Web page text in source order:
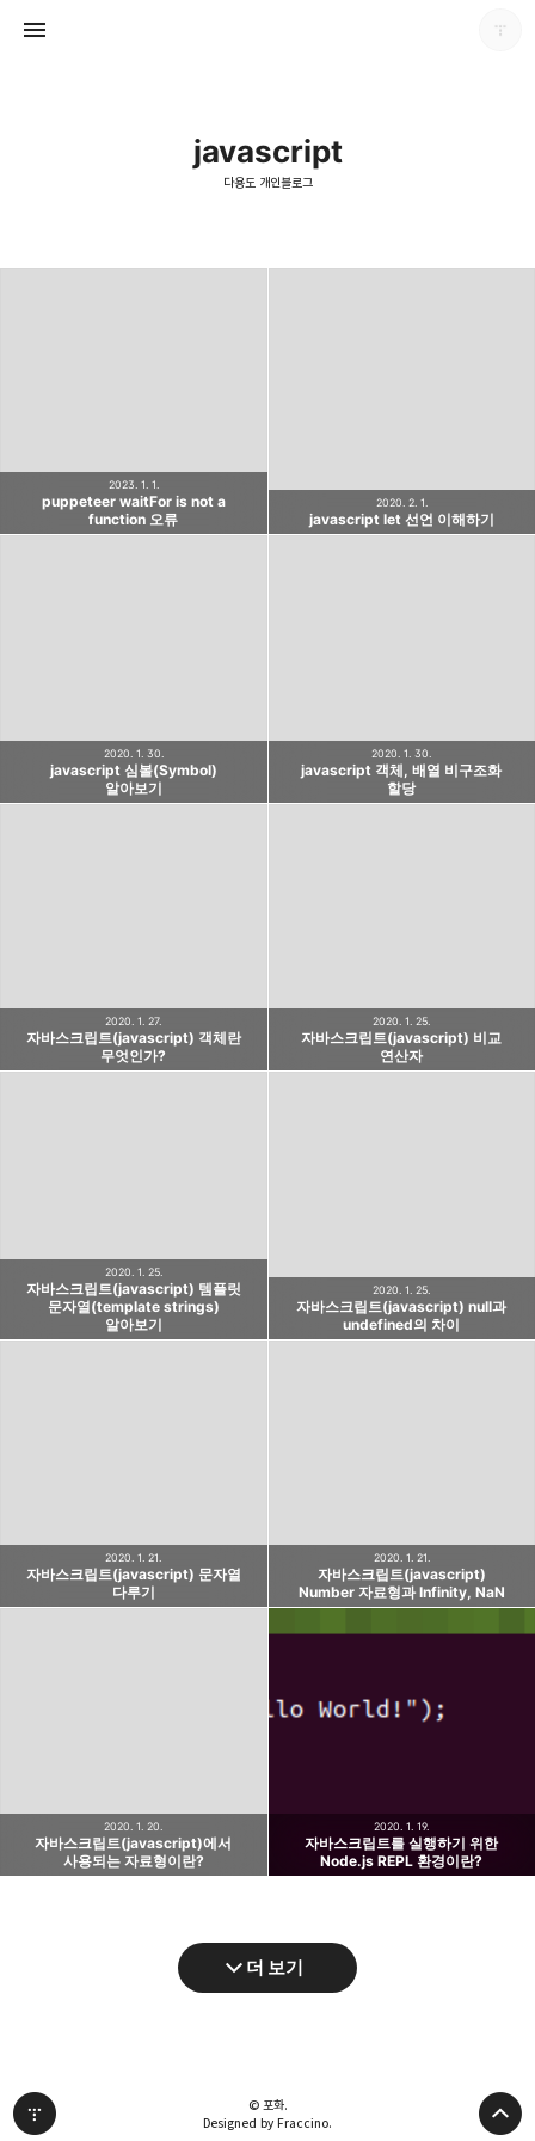
javascript
다용도 개인블로그
puppeteer waitFor is not a
function 오류
2023. 1. 1.
javascript let 선언 이해하기
2020. 2. 1.
javascript 심볼(Symbol)
알아보기
2020. 1. 30.
javascript 객체, 배열 비구조화
할당
2020. 1. 30.
자바스크립트(javascript) 객체란
무엇인가?
2020. 1. 27.
자바스크립트(javascript) 비교
연산자
2020. 1. 25.
자바스크립트(javascript) 템플릿
문자열(template strings)
알아보기
2020. 1. 25.
자바스크립트(javascript) null과
undefined의 차이
2020. 1. 25.
자바스크립트(javascript) 문자열
다루기
2020. 1. 21.
자바스크립트(javascript)
Number 자료형과 Infinity, NaN
2020. 1. 21.
자바스크립트(javascript)에서
사용되는 자료형이란?
2020. 1. 20.
자바스크립트를 실행하기 위한
Node.js REPL 환경이란?
2020. 1. 19.
더 보기
다용도 개인블로그
© 포화.
Designed by Fraccino.